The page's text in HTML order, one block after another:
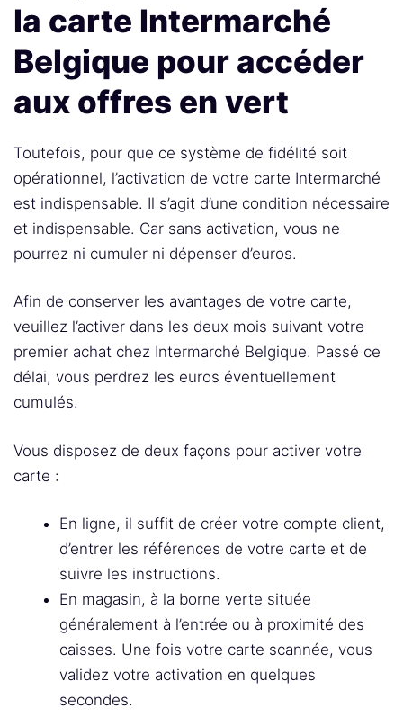
la carte Intermarché
Belgique pour accéder
aux offres en vert
Toutefois, pour que ce système de fidélité soit
opérationnel, l’activation de votre carte Intermarché
est indispensable. Il s’agit d’une condition nécessaire
et indispensable. Car sans activation, vous ne
pourrez ni cumuler ni dépenser d’euros.
Afin de conserver les avantages de votre carte,
veuillez l’activer dans les deux mois suivant votre
premier achat chez Intermarché Belgique. Passé ce
délai, vous perdrez les euros éventuellement
cumulés.
Vous disposez de deux façons pour activer votre
carte :
En ligne, il suffit de créer votre compte client,
d’entrer les références de votre carte et de
suivre les instructions.
En magasin, à la borne verte située
généralement à l’entrée ou à proximité des
caisses. Une fois votre carte scannée, vous
validez votre activation en quelques
secondes.